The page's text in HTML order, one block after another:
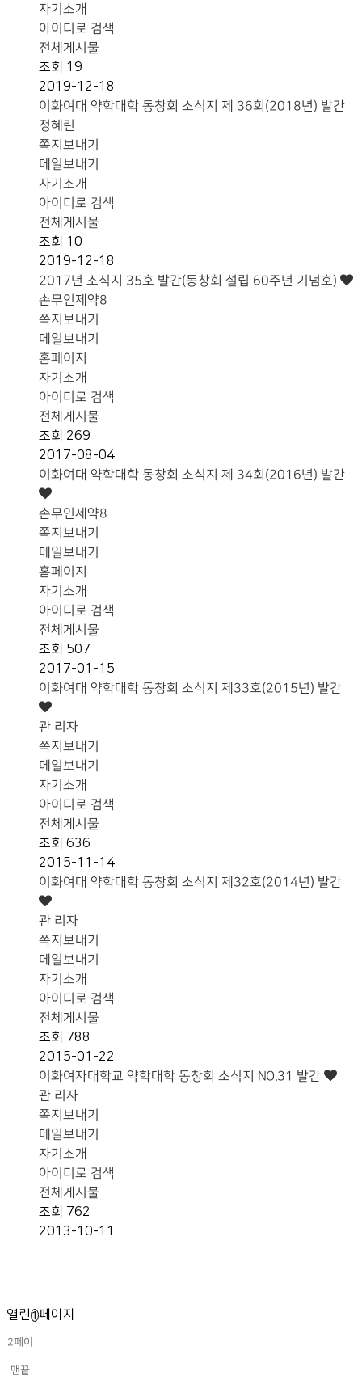
자기소개
아이디로 검색
전체게시물
조회 19
2019-12-18
이화여대 약학대학 동창회 소식지 제 36회(2018년) 발간
정혜린
쪽지보내기
메일보내기
자기소개
아이디로 검색
전체게시물
조회 10
2019-12-18
2017년 소식지 35호 발간(동창회 설립 60주년 기념호)
손무인제약8
쪽지보내기
메일보내기
홈페이지
자기소개
아이디로 검색
전체게시물
조회 269
2017-08-04
이화여대 약학대학 동창회 소식지 제 34회(2016년) 발간
손무인제약8
쪽지보내기
메일보내기
홈페이지
자기소개
아이디로 검색
전체게시물
조회 507
2017-01-15
이화여대 약학대학 동창회 소식지 제33호(2015년) 발간
관 리자
쪽지보내기
메일보내기
자기소개
아이디로 검색
전체게시물
조회 636
2015-11-14
이화여대 약학대학 동창회 소식지 제32호(2014년) 발간
관 리자
쪽지보내기
메일보내기
자기소개
아이디로 검색
전체게시물
조회
788
2015-01-22
이화여자대학교 약학대학 동창회 소식지 NO.31 발간
관 리자
쪽지보내기
메일보내기
자기소개
아이디로 검색
전체게시물
조회
762
2013-10-11
열린 1페이지
2페이
지
맨끝